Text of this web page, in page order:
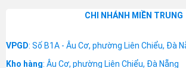
CHI NHÁNH MIỀN TRUNG
VPGD: Số B1A - Âu Cơ, phường Liên Chiểu, Đà
Kho hàng: Âu Cơ, phường Liên Chiểu, Đà Nẵng